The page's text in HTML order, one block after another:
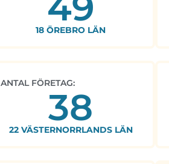
18 ÖREBRO LÄN
ANTAL FÖRETAG:
38
22 VÄSTERNORRLANDS LÄN